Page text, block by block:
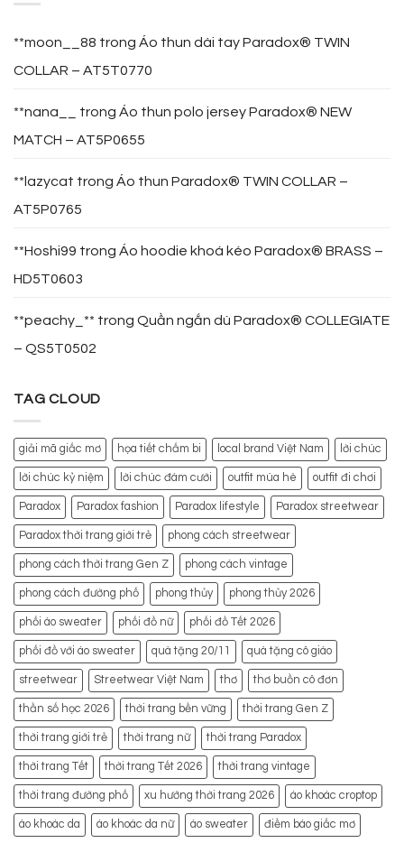
**moon__88 trong Áo thun dài tay Paradox® TWIN
COLLAR – AT5T0770
**nana__ trong Áo thun polo jersey Paradox® NEW
MATCH – AT5P0655
**lazycat trong Áo thun Paradox® TWIN COLLAR –
AT5P0765
**Hoshi99 trong Áo hoodie khoá kéo Paradox® BRASS –
HD5T0603
**peachy_** trong Quần ngắn dù Paradox® COLLEGIATE
– QS5T0502
TAG CLOUD
giải mã giấc mơ họa tiết chấm bi local brand Việt Nam lời chúc
lời chúc kỷ niệm lời chúc đám cưới outfit mùa hè outfit đi chơi
Paradox Paradox fashion Paradox lifestyle Paradox streetwear
Paradox thời trang giới trẻ phong cách streetwear
phong cách thời trang Gen Z phong cách vintage
phong cách đường phố phong thủy phong thủy 2026
phối áo sweater phối đồ nữ phối đồ Tết 2026
phối đồ với áo sweater quà tặng 20/11 quà tặng cô giáo
streetwear Streetwear Việt Nam thơ thơ buồn cô đơn
thần số học 2026 thời trang bền vững thời trang Gen Z
thời trang giới trẻ thời trang nữ thời trang Paradox
thời trang Tết thời trang Tết 2026 thời trang vintage
thời trang đường phố xu hướng thời trang 2026 áo khoác croptop
áo khoác da áo khoác da nữ áo sweater điềm báo giấc mơ